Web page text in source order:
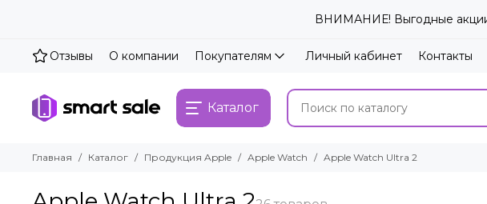
ВНИМАНИЕ! Выгодные акции
Отзывы О компании Покупателям Личный кабинет Контакты
Каталог
Главная Каталог Продукция Apple Apple Watch Apple Watch Ultra 2